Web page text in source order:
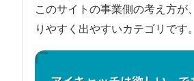
このサイトの事業側の考え方が
りやすく出やすいカテゴリです。